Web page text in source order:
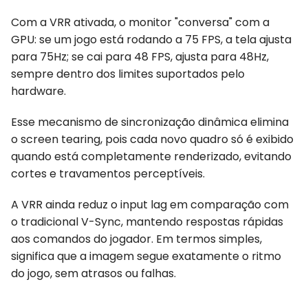
Com a VRR ativada, o monitor "conversa" com a
GPU: se um jogo está rodando a 75 FPS, a tela ajusta
para 75Hz; se cai para 48 FPS, ajusta para 48Hz,
sempre dentro dos limites suportados pelo
hardware.
Esse mecanismo de sincronização dinâmica elimina
o screen tearing, pois cada novo quadro só é exibido
quando está completamente renderizado, evitando
cortes e travamentos perceptíveis.
A VRR ainda reduz o input lag em comparação com
o tradicional V-Sync, mantendo respostas rápidas
aos comandos do jogador. Em termos simples,
significa que a imagem segue exatamente o ritmo
do jogo, sem atrasos ou falhas.